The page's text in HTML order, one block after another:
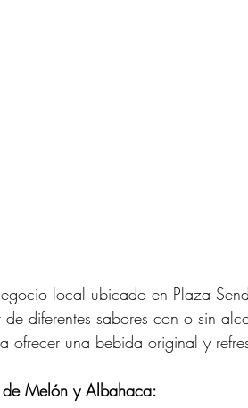
local ubicado en Plaza
de diferentes sabores con o sin
ofrecer una bebida original y
Melón y Albahaca: